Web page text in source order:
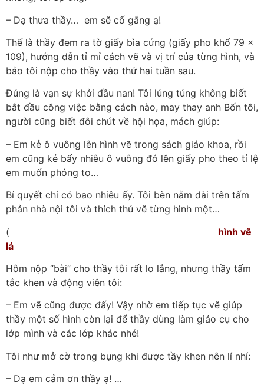
– Dạ thưa thầy… em sẽ cố gắng ạ!
Thế là thầy đem ra tờ giấy bìa cứng (giấy pho khổ 79 x
109), hướng dẫn tỉ mỉ cách vẽ và vị trí của từng hình, và
bảo tôi nộp cho thầy vào thứ hai tuần sau.
Đúng là vạn sự khởi đầu nan! Tôi lúng túng không biết
bắt đầu công việc bằng cách nào, may thay anh Bốn tôi,
người cũng biết đôi chút về hội họa, mách giúp:
– Em kẻ ô vuông lên hình vẽ trong sách giáo khoa, rồi
em cũng kẻ bấy nhiêu ô vuông đó lên giấy pho theo tỉ lệ
em muốn phóng to…
Bí quyết chỉ có bao nhiêu ấy. Tôi bèn nằm dài trên tấm
phản nhà nội tôi và thích thú vẽ từng hình một…
(
hình vẽ
lá
Hôm nộp “bài” cho thầy tôi rất lo lắng, nhưng thầy tấm
tắc khen và động viên tôi:
– Em vẽ cũng được đấy! Vậy nhờ em tiếp tục vẽ giúp
thầy một số hình còn lại để thầy dùng làm giáo cụ cho
lớp mình và các lớp khác nhé!
Tôi như mở cờ trong bụng khi được tầy khen nên lí nhí:
– Dạ em cảm ơn thầy ạ! …